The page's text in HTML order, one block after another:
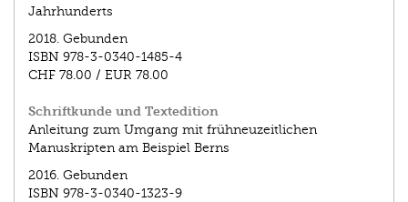
Jahrhunderts
2018. Gebunden
ISBN 978-3-0340-1485-4
CHF 78.00 / EUR 78.00
Schriftkunde und Textedition
Anleitung zum Umgang mit frühneuzeitlichen
Manuskripten am Beispiel Berns
2016. Gebunden
ISBN 978-3-0340-1323-9